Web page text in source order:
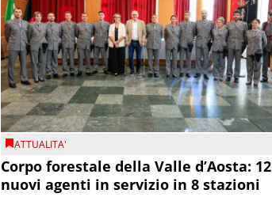
ATTUALITA'
Corpo forestale della Valle d’Aosta: 12
nuovi agenti in servizio in 8 stazioni